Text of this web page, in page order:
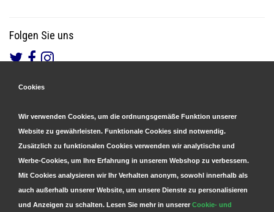
Folgen Sie uns
Cookies
Wir verwenden Cookies, um die ordnungsgemäße Funktion unserer
Website zu gewährleisten. Funktionale Cookies sind notwendig.
Zusätzlich zu funktionalen Cookies verwenden wir analytische und
Werbe-Cookies, um Ihre Erfahrung in unserem Webshop zu verbessern.
Mit Cookies analysieren wir Ihr Verhalten anonym, sowohl innerhalb als
auch außerhalb unserer Website, um unsere Dienste zu personalisieren
und Anzeigen zu schalten. Lesen Sie mehr in unserer Cookie- und